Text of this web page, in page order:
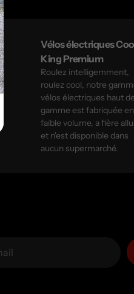
Vélos électriques
King Premium
Roulez intelligemment,
roulez cool, notre
vélos électriques haut de
gamme est fabriquée en
faible volume, a fière
et n'est disponible dans
aucun supermarché.